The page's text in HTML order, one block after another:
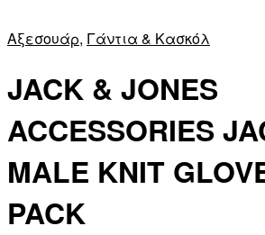
Αξεσουάρ, Γάντια & Κασκόλ
JACK & JONES
ACCESSORIES
MALE KNIT
PACK